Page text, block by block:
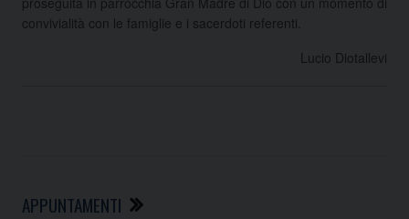
convivialità con le famiglie e i sacerdoti referenti.
Lucio Diotallevi
APPUNTAMENTI